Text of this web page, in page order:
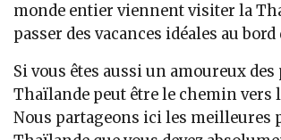
monde entier viennent visiter la
passer des vacances idéales au bord
Si vous êtes aussi un amoureux des
Thaïlande peut être le chemin vers
Nous partageons ici les meilleures